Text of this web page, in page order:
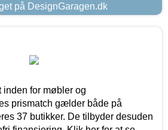
på DesignGaragen.dk
for møbler og
prismatch gælder både på
37 butikker. De tilbyder desuden